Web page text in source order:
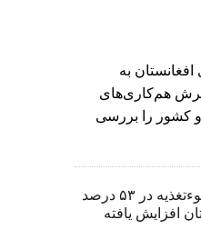
به
هم‌کاری‌های
کشور را بررسی
ارزیابی تازه: سوءتغذیه در ۵۳ درصد
افزایش یافته